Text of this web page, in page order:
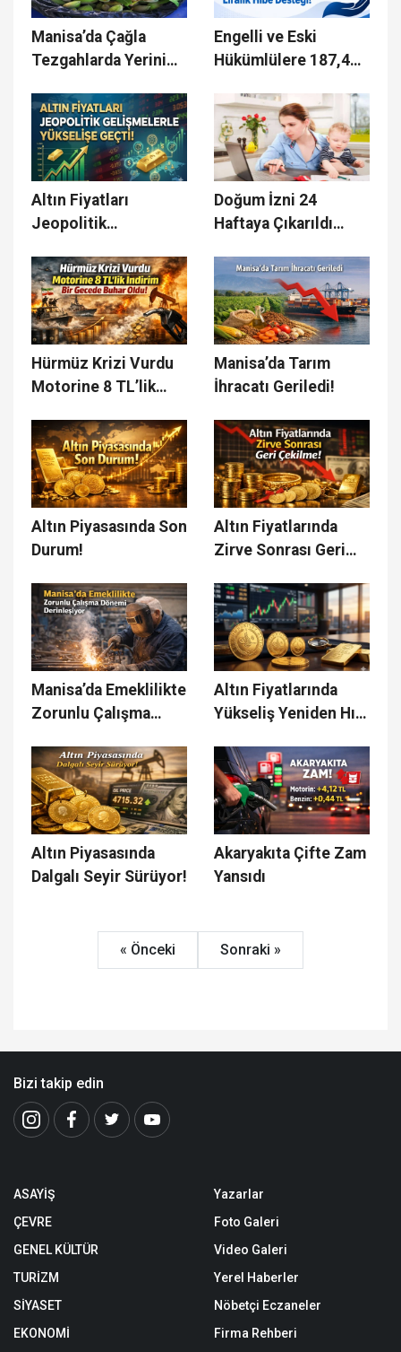
Manisa’da Çağla
Tezgahlarda Yerini
Engelli ve Eski
Hükümlülere 187,4
Desteği
Altın Fiyatları
Jeopolitik
Yükselişe Geçti
Doğum İzni 24
Haftaya Çıkarıldı
Yeni Haklar
Hürmüz Krizi Vurdu
Motorine 8 TL’lik
Buhar Oldu!
Manisa’da Tarım
İhracatı Geriledi!
Altın Piyasasında Son
Durum!
Altın Fiyatlarında
Zirve Sonrası Geri
Manisa’da Emeklilikte
Zorunlu Çalışma
Altın Fiyatlarında
Yükseliş Yeniden Hız
Altın Piyasasında
Dalgalı Seyir Sürüyor!
Akaryakıta Çifte Zam
Yansıdı
« Önceki Sonraki »
Bizi takip edin
ASAYİŞ
ÇEVRE
GENEL KÜLTÜR
TURİZM
SİYASET
EKONOMİ
Yazarlar
Foto Galeri
Video Galeri
Yerel Haberler
Nöbetçi Eczaneler
Firma Rehberi